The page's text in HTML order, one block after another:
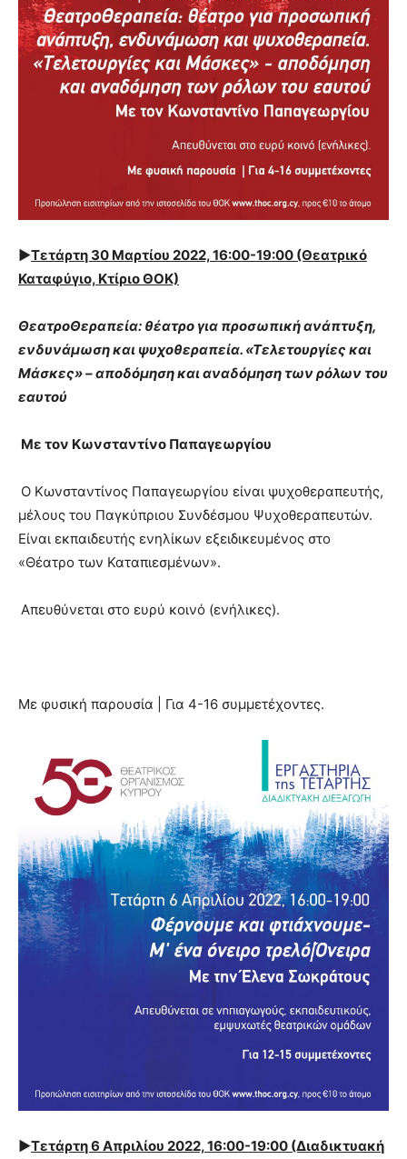
►Τετάρτη 30 Μαρτίου 2022, 16:00-19:00 (Θεατρικό
Καταφύγιο, Κτίριο ΘΟΚ)
ΘεατροΘεραπεία: θέατρο για προσωπική ανάπτυξη,
ενδυνάμωση και ψυχοθεραπεία. «Τελετουργίες και
Μάσκες» – αποδόμηση και αναδόμηση των ρόλων του
εαυτού
Με τον Κωνσταντίνο Παπαγεωργίου
Ο Κωνσταντίνος Παπαγεωργίου είναι ψυχοθεραπευτής,
μέλους του Παγκύπριου Συνδέσμου Ψυχοθεραπευτών.
Είναι εκπαιδευτής ενηλίκων εξειδικευμένος στο
«Θέατρο των Καταπιεσμένων».
Απευθύνεται στο ευρύ κοινό (ενήλικες).
Με φυσική παρουσία | Για 4-16 συμμετέχοντες.
►Τετάρτη6 Απριλίου 2022, 16:00-19:00 (Διαδικτυακή